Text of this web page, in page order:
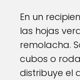
En un
las hojas
remolacha.
cubos o
distribuye el